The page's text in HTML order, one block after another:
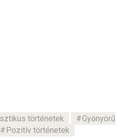
történetek
Gyönyörű
Pozitív történetek